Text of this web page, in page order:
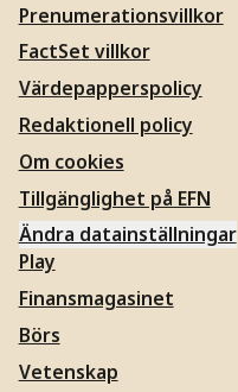
Prenumerationsvillkor
FactSet villkor
Värdepapperspolicy
Redaktionell policy
Om cookies
Tillgänglighet på EFN
Ändra datainställningar
Play
Finansmagasinet
Börs
Vetenskap